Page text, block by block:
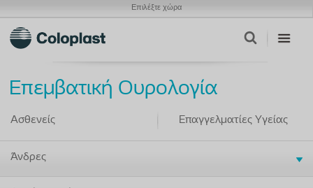
Επιλέξτε χώρα
Επεμβατική Ουρολογία
Ασθενείς
Άνδρες
Επαγγελματίες Υγείας